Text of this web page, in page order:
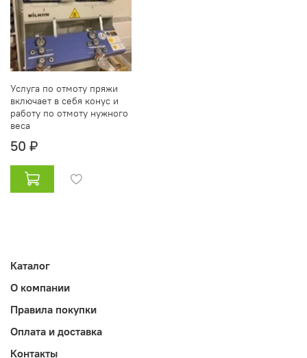
Услуга по отмоту пряжи
включает в себя конус и
работу по отмоту нужного
веса
50 ₽
Каталог
О компании
Правила покупки
Оплата и доставка
Контакты